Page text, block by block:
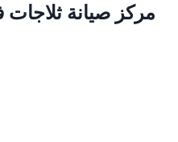
مركز صيانة